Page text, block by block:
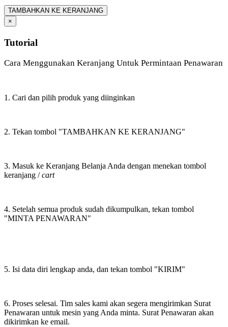
TAMBAHKAN KE KERANJANG
×
Tutorial
Cara Menggunakan Keranjang Untuk Permintaan Penawaran
1. Cari dan pilih produk yang diinginkan
2. Tekan tombol "TAMBAHKAN KE KERANJANG"
3. Masuk ke Keranjang Belanja Anda dengan menekan tombol
keranjang /cart
4. Setelah semua produk sudah dikumpulkan, tekan tombol
"MINTA PENAWARAN"
5. Isi data diri lengkap anda, dan tekan tombol "KIRIM"
6. Proses selesai. Tim sales kami akan segera mengirimkan Surat
Penawaran untuk mesin yang Anda minta. Surat Penawaran akan
dikirimkan ke email.